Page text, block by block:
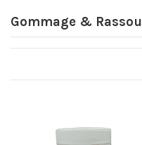
Gommage & Rassoul